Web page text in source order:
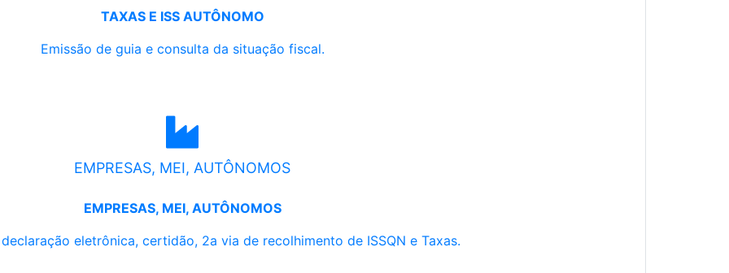
TAXAS E ISS AUTÔNOMO
Emissão de guia e consulta da situação fiscal.
EMPRESAS, MEI, AUTÔNOMOS
EMPRESAS, MEI, AUTÔNOMOS
eletrônica, certidão, 2a via de recolhimento de ISSQN e Taxas.